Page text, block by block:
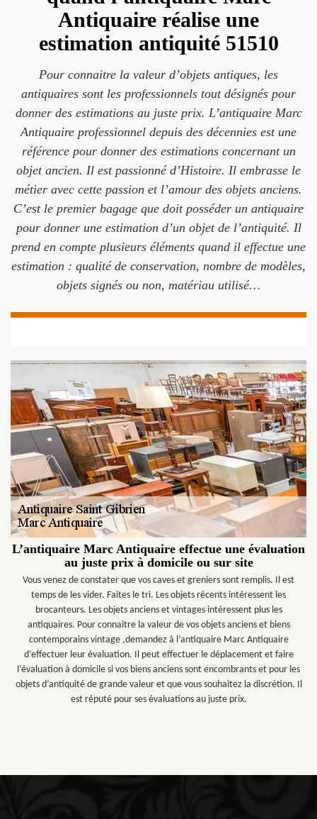
Antiquaire réalise une
estimation antiquité 51510
Pour connaitre la valeur d’objets antiques, les
antiquaires sont les professionnels tout désignés pour
donner des estimations au juste prix. L’antiquaire Marc
Antiquaire professionnel depuis des décennies est une
référence pour donner des estimations concernant un
objet ancien. Il est passionné d’Histoire. Il embrasse le
métier avec cette passion et l’amour des objets anciens.
C’est le premier bagage que doit posséder un antiquaire
pour donner une estimation d’un objet de l’antiquité. Il
prend en compte plusieurs éléments quand il effectue une
estimation : qualité de conservation, nombre de modèles,
objets signés ou non, matériau utilisé…
L’antiquaire Marc Antiquaire effectue une évaluation
au juste prix à domicile ou sur site
Vous venez de constater que vos caves et greniers sont remplis. Il est
temps de les vider. Faites le tri. Les objets récents intéressent les
brocanteurs. Les objets anciens et vintages intéressent plus les
antiquaires. Pour connaitre la valeur de vos objets anciens et biens
contemporains vintage ,demandez à l’antiquaire Marc Antiquaire
d’effectuer leur évaluation. Il peut effectuer le déplacement et faire
l’évaluation à domicile si vos biens anciens sont encombrants et pour les
objets d’antiquité de grande valeur et que vous souhaitez la discrétion. Il
est réputé pour ses évaluations au juste prix.